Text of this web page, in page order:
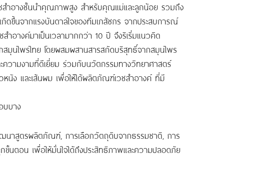
สำอางชั้นนำคุณภาพสูง สำหรับคุณแม่และลูกน้อย รวมถึง
ดขึ้นจากแรงบันดาลใจของทีมเภสัชกร จากประสบการณ์
สำอางค์มาเป็นเวลามากกว่า 10 ปี จึงริเริ่มแนวคิด
มุนไพรไทย โดยผสมผสานสารสกัดบริสุทธิ์จากสมุนไพร
วามงามที่ดีเยี่ยม ร่วมกับนวัตกรรมทางวิทยาศาสตร์
นัง และเส้นผม เพื่อให้ได้ผลิตภัณฑ์เวชสำอางค์ ที่มี
บบาง
าสูตรผลิตภัณฑ์, การเลือกวัตถุดิบจากธรรมชาติ, การ
ตอน เพื่อให้มั่นใจได้ถึงประสิทธิภาพและความปลอดภัย